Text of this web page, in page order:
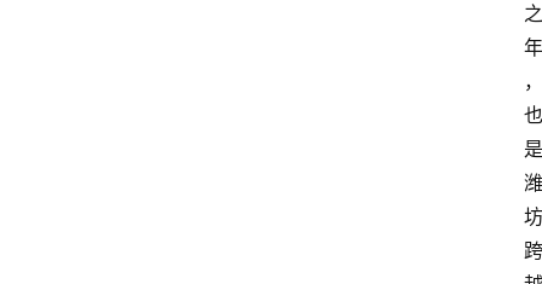
之
年
，
也
是
潍
坊
跨